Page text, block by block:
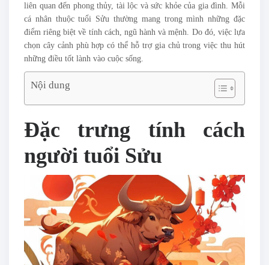
liên quan đến phong thủy, tài lộc và sức khỏe của gia đình. Mỗi
cá nhân thuộc tuổi Sửu thường mang trong mình những đặc
điểm riêng biệt về tính cách, ngũ hành và mệnh. Do đó, việc lựa
chọn cây cảnh phù hợp có thể hỗ trợ gia chủ trong việc thu hút
những điều tốt lành vào cuộc sống.
Nội dung
Đặc trưng tính cách
người tuổi Sửu